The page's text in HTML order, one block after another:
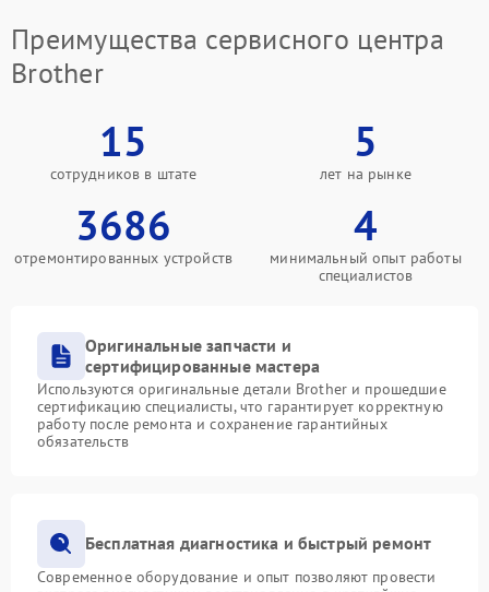
Преимущества сервисного центра
Brother
15
сотрудников в штате
5
лет на рынке
3686
отремонтированных устройств
4
минимальный опыт работы
специалистов
Оригинальные запчасти и
сертифицированные мастера
Используются оригинальные детали Brother и прошедшие
сертификацию специалисты, что гарантирует корректную
работу после ремонта и сохранение гарантийных
обязательств
Бесплатная диагностика и быстрый ремонт
Современное оборудование и опыт позволяют провести